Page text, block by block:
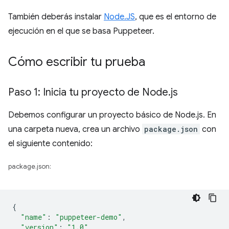
También deberás instalar Node.JS, que es el entorno de
ejecución en el que se basa Puppeteer.
Cómo escribir tu prueba
Paso 1: Inicia tu proyecto de Node.js
Debemos configurar un proyecto básico de Node.js. En
una carpeta nueva, crea un archivo package.json con
el siguiente contenido:
package.json:
{
"name" : "puppeteer-demo" ,